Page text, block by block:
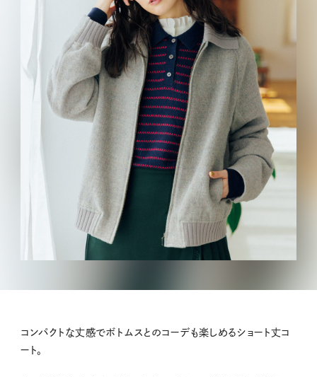
コンパクトな丈感でボトムスとのコーデも楽しめるショート丈コ
ート。